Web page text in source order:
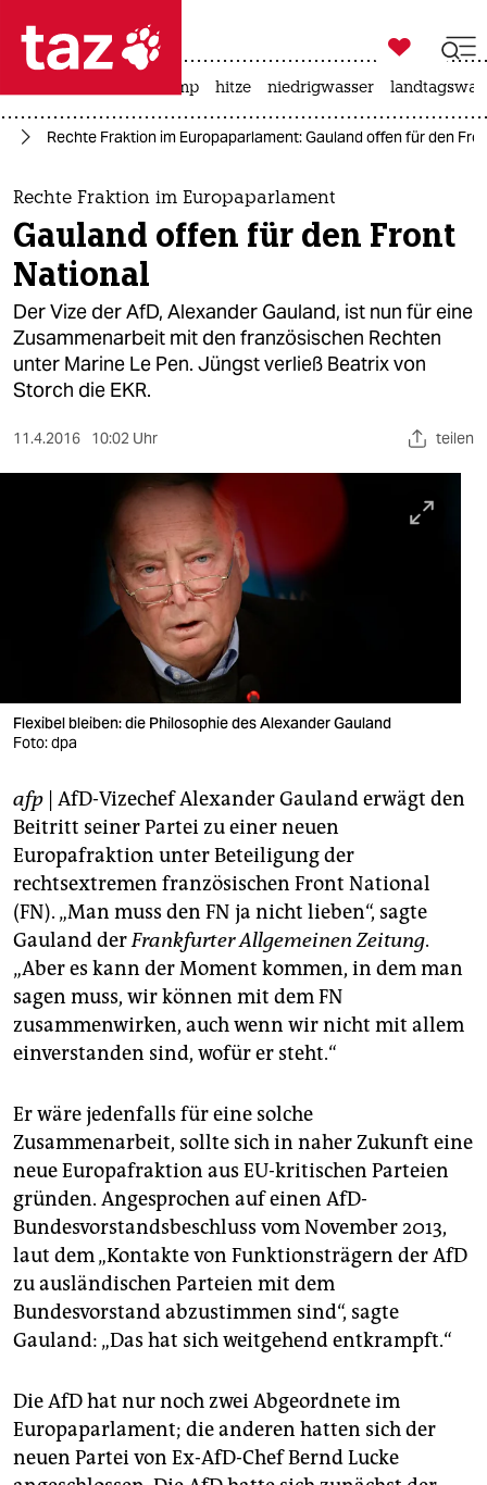
 taz zahl ich
taz zahl ich
themen
politik
öko
gesellschaft
kultur
sport
veranstaltungen
fragen & hilfe
unterstützen
abo
genossenschaft
epaper login

taz zahl ich
usa unter trump hitze niedrigwasser
Rechte Fraktion im Europaparlament: Gauland offen für den
Rechte Fraktion im Europaparlament
Gauland offen für den Front
National
Der Vize der AfD, Alexander Gauland, ist nun für eine
Zusammenarbeit mit den französischen Rechten
unter Marine Le Pen. Jüngst verließ Beatrix von
Storch die EKR.
11.4.2016 10:02 Uhr teilen
Flexibel bleiben: die Philosophie des Alexander Gauland
Foto: dpa
afp | AfD-Vizechef Alexander Gauland erwägt den
Beitritt seiner Partei zu einer neuen
Europafraktion unter Beteiligung der
rechtsextremen französischen Front National
(FN). „Man muss den FN ja nicht lieben“, sagte
Gauland derFrankfurter Allgemeinen Zeitung.
„Aber es kann der Moment kommen, in dem man
sagen muss, wir können mit dem FN
zusammenwirken, auch wenn wir nicht mit allem
einverstanden sind, wofür er steht.“
Er wäre jedenfalls für eine solche
Zusammenarbeit, sollte sich in naher Zukunft eine
neue Europafraktion aus EU-kritischen Parteien
gründen. Angesprochen auf einen AfD-
Bundesvorstandsbeschluss vom November 2013,
laut dem „Kontakte von Funktionsträgern der AfD
zu ausländischen Parteien mit dem
Bundesvorstand abzustimmen sind“, sagte
Gauland: „Das hat sich weitgehend entkrampft.“
Die AfD hat nur noch zwei Abgeordnete im
Europaparlament; die anderen hatten sich der
neuen Partei von Ex-AfD-Chef Bernd Lucke